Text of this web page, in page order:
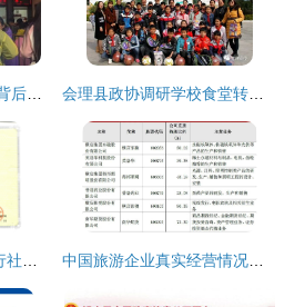
五一消费观察 人流涌动背后的市场活力与国内旅游业务新图景 会理县政协调研学校食堂转型 助推经营管理模式优化
西安任我行之旅国际旅行社荣获国内旅游业务资质，开启发展新篇章 中国旅游企业真实经营情况如何，这篇报告讲透了